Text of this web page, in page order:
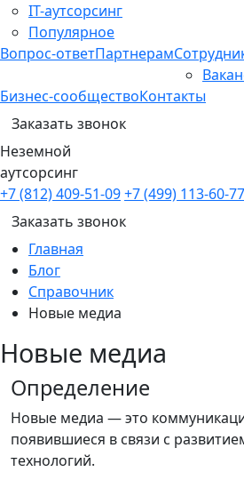
IT-аутсорсинг
Популярное
Вопрос-ответПартнерам
Бизнес-сообществоКонтакты
Заказать звонок
Неземной
аутсорсинг
+7 (812) 409-51-09+7 (499) 113-60-77
Заказать звонок
Главная
Блог
Справочник
Новые медиа
Новые медиа
Определение
Новые медиа — это
появившиеся в связи с
технологий.